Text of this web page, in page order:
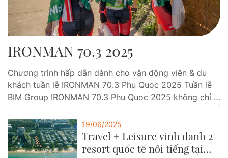
IRONMAN 70.3 2025
Chương trình hấp dẫn dành cho vận động viên & du
khách tuần lễ IRONMAN 70.3 Phu Quoc 2025 Tuần lễ
BIM Group IRONMAN 70.3 Phu Quoc 2025 không chỉ là
hành trình thử thách ý chí và sức bền, mà còn là dịp để
các vận động viên và du khách tận hưởng trọn…
19/06/2025
Travel + Leisure vinh danh 2
resort quốc tế nổi tiếng tại